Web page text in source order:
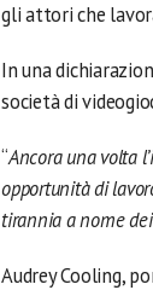
gli attori che
In una
società di
“Ancora una volta
opportunità di
tirannia a nome
Audrey Cooling,